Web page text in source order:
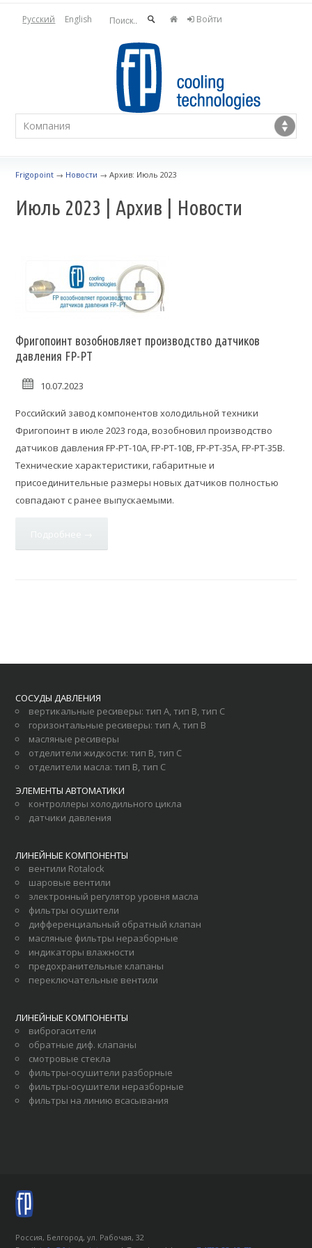
Русский English Войти
Frigopoint → Новости →Архив: Июль 2023
Июль 2023 | Архив | Новости
Фригопоинт возобновляет производство датчиков
давления FP-PT
10.07.2023
Российский завод компонентов холодильной техники
Фригопоинт в июле 2023 года, возобновил производство
датчиков давления FP-PT-10A, FP-PT-10B, FP-PT-35A, FP-PT-35B.
Технические характеристики, габаритные и
присоединительные размеры новых датчиков полностью
совпадают с ранее выпускаемыми.
СОСУДЫ ДАВЛЕНИЯ
вертикальные ресиверы:тип А,тип В,тип С
горизонтальные ресиверы:тип А,тип В
масляные ресиверы
отделители жидкости:тип В,тип С
отделители масла:тип В,тип С
ЭЛЕМЕНТЫ АВТОМАТИКИ
контроллеры холодильного цикла
датчики давления
ЛИНЕЙНЫЕ КОМПОНЕНТЫ
вентили Rotalock
шаровые вентили
электронный регулятор уровня масла
фильтры осушители
дифференциальный обратный клапан
масляные фильтры неразборные
индикаторы влажности
предохранительные клапаны
переключательные вентили
ЛИНЕЙНЫЕ КОМПОНЕНТЫ
виброгасители
обратные диф. клапаны
смотровые стекла
фильтры-осушители разборные
фильтры-осушители неразборные
фильтры на линию всасывания
Россия, Белгород, ул. Рабочая, 32